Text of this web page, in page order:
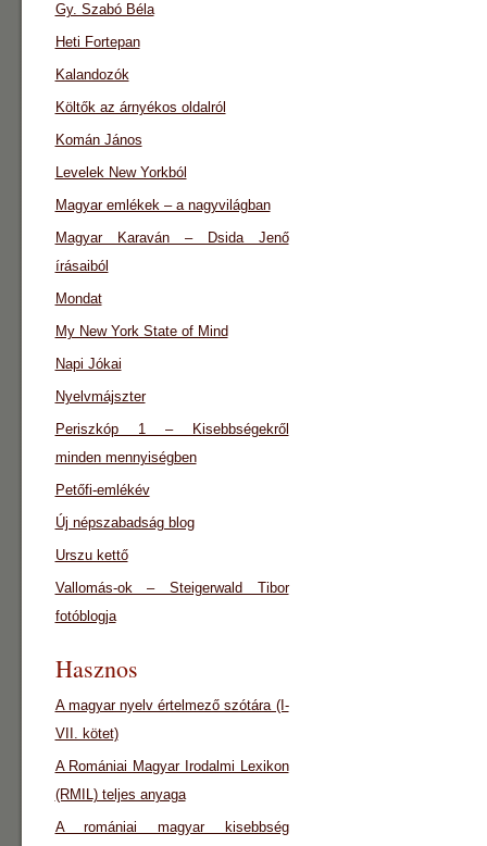
Gy. Szabó Béla
Heti Fortepan
Kalandozók
Költők az árnyékos oldalról
Komán János
Levelek New Yorkból
Magyar emlékek – a nagyvilágban
Magyar Karaván – Dsida Jenő
írásaiból
Mondat
My New York State of Mind
Napi Jókai
Nyelvmájszter
Periszkóp 1 – Kisebbségekről
minden mennyiségben
Petőfi-emlékév
Új népszabadság blog
Urszu kettő
Vallomás-ok – Steigerwald Tibor
fotóblogja
Hasznos
A magyar nyelv értelmező szótára (I-
VII. kötet)
A Romániai Magyar Irodalmi Lexikon
(RMIL) teljes anyaga
A romániai magyar kisebbség